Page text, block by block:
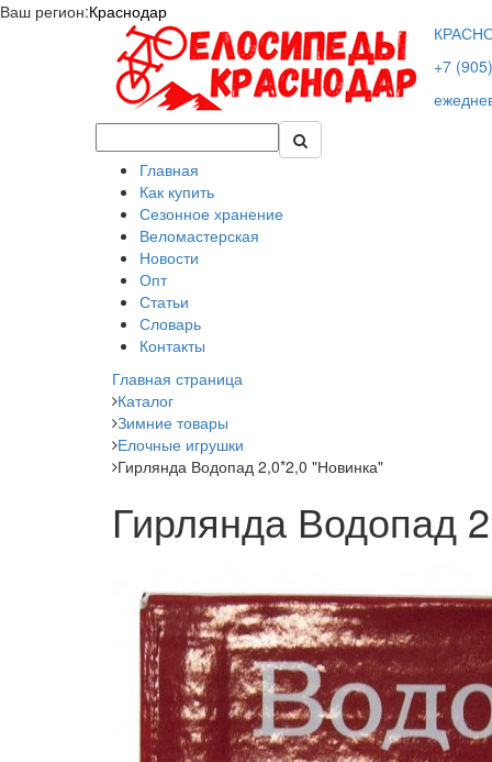
Ваш регион:Краснодар
+7
Главная
Как купить
Сезонное хранение
Веломастерская
Новости
Опт
Статьи
Словарь
Контакты
Главная страница
Каталог
Зимние товары
Елочные игрушки
Гирлянда Водопад 2,0*2,0 "Новинка"
Гирлянда Водопад